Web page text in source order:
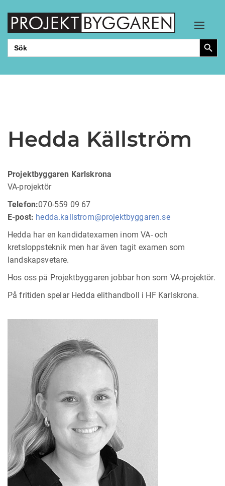
Sök
efter:
Hedda Källström
Projektbyggaren Karlskrona
VA-projektör
Telefon:070-559 09 67
E-post: hedda.kallstrom@projektbyggaren.se
Hedda har en kandidatexamen inom VA- och
kretsloppsteknik men har även tagit examen som
landskapsvetare.
Hos oss på Projektbyggaren jobbar hon som VA-projektör.
På fritiden spelar Hedda elithandboll i HF Karlskrona.